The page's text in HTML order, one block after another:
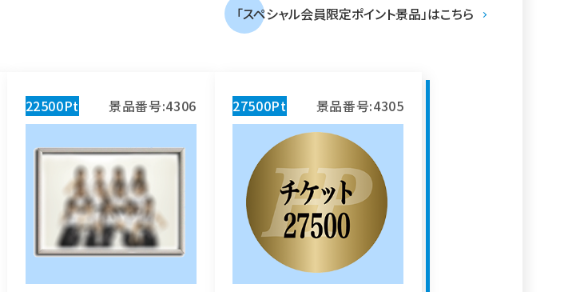
「スペシャル会員限定ポイント景品」はこちら
22500Pt 景品番号:4306 27500Pt 景品番号:4305